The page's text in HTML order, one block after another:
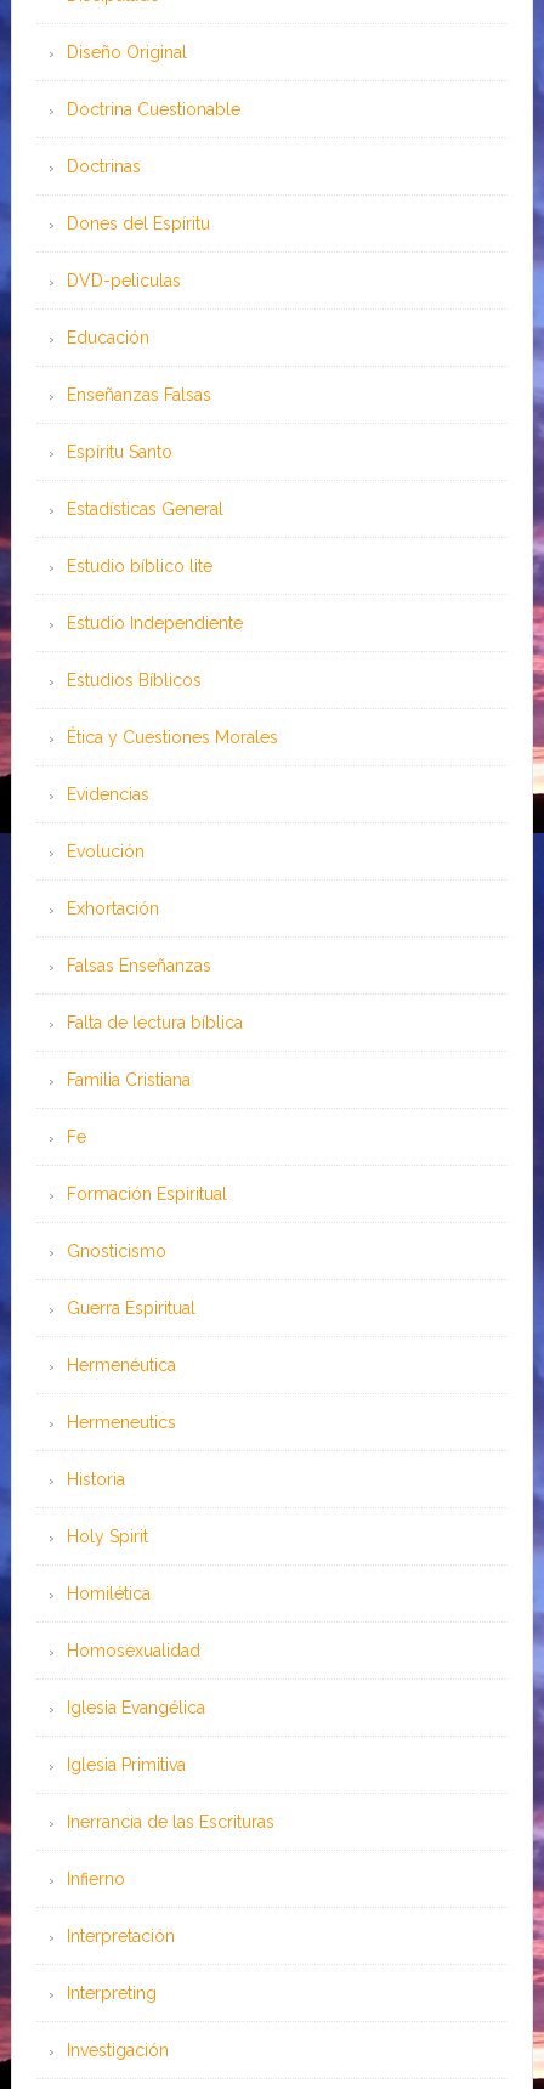
Diseño Original
Doctrina Cuestionable
Doctrinas
Dones del Espíritu
DVD-peliculas
Educación
Enseñanzas Falsas
Espíritu Santo
Estadísticas General
Estudio bíblico lite
Estudio Independiente
Estudios Bíblicos
Ética y Cuestiones Morales
Evidencias
Evolución
Exhortación
Falsas Enseñanzas
Falta de lectura bíblica
Familia Cristiana
Fe
Formación Espiritual
Gnosticismo
Guerra Espiritual
Hermenéutica
Hermeneutics
Historia
Holy Spirit
Homilética
Homosexualidad
Iglesia Evangélica
Iglesia Primitiva
Inerrancia de las Escrituras
Infierno
Interpretación
Interpreting
Investigación